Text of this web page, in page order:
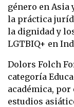
género en Asia
la práctica
la dignidad y
LGTBIQ+ en
Dolors Folch
categoría
académica,
estudios